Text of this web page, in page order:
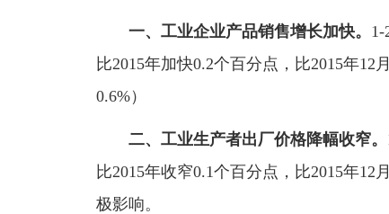
一、工业企业产品销售增长加快。
比2015年加快0.2个百分点，比2015年
0.6%）
二、工业生产者出厂价格降幅收窄。
比2015年收窄0.1个百分点，比2015年
极影响。